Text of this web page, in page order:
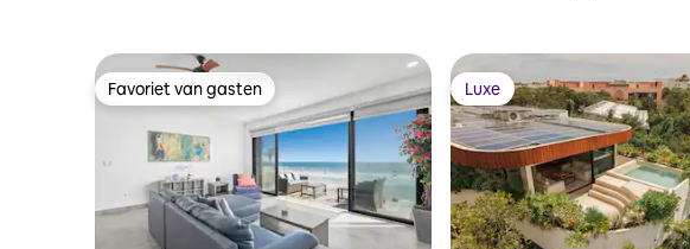
Favoriet van gasten
Favoriet van gasten Luxe
Luxe